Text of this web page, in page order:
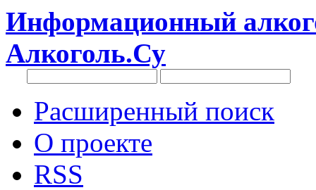
Информационный
Алкоголь.Су
Расширенный поиск
О проекте
RSS